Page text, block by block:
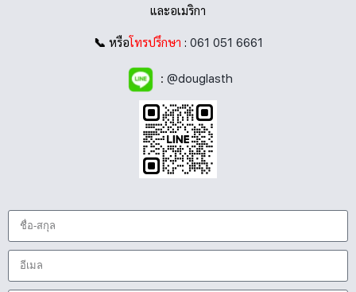
และอเมริกา
📞 หรือโทรปรึกษา : 061 051 6661
: @douglasth